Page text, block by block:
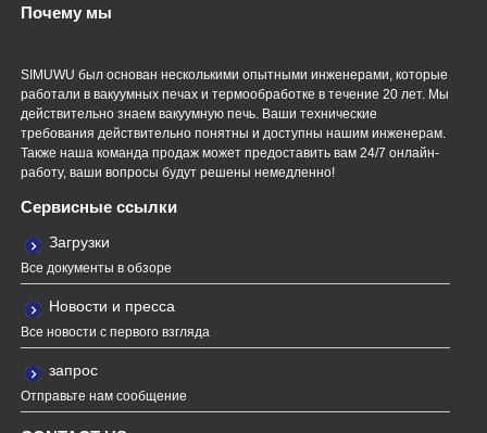
Почему мы
SIMUWU был основан несколькими опытными инженерами, которые
работали в вакуумных печах и термообработке в течение 20 лет. Мы
действительно знаем вакуумную печь. Ваши технические
требования действительно понятны и доступны нашим инженерам.
Также наша команда продаж может предоставить вам 24/7 онлайн-
работу, ваши вопросы будут решены немедленно!
Сервисные ссылки
Загрузки
Все документы в обзоре
Новости и пресса
Все новости с первого взгляда
запрос
Отправьте нам сообщение